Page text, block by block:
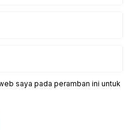
saya pada peramban ini untuk